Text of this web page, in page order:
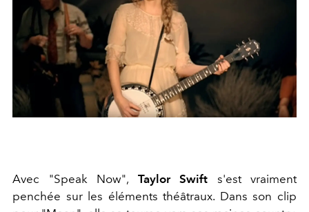
Avec "Speak Now", Taylor Swift s'est vraiment
penchée sur les éléments théâtraux. Dans son clip